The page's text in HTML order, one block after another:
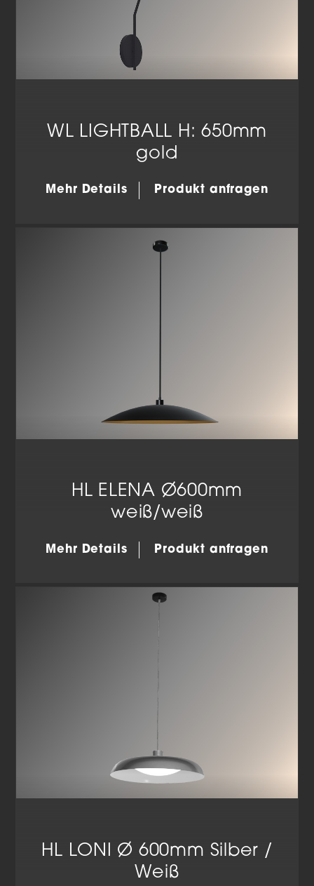
WL LIGHTBALL H: 650mm
gold
Mehr Details Produkt anfragen
HL ELENA Ø600mm
weiß/weiß
Mehr Details Produkt anfragen
HL LONI Ø 600mm Silber /
Weiß